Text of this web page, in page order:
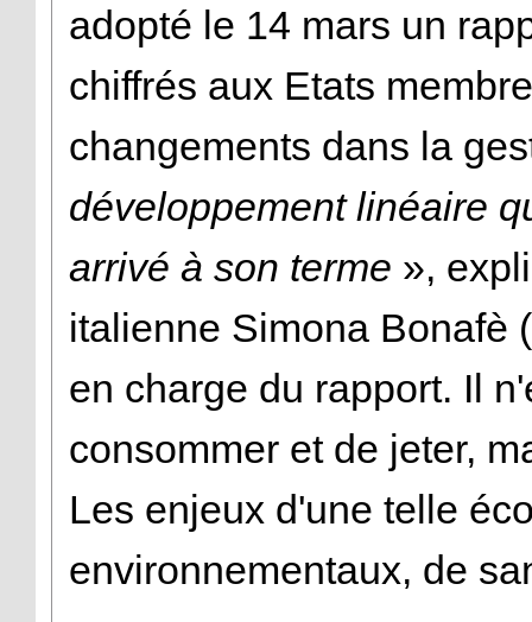
adopté le 14 mars un
chiffrés aux Etats
changements dans la
développement linéaire
arrivé à son terme »,
italienne Simona Bonafè
en charge du rapport. Il
consommer et de jeter,
Les enjeux d'une telle
environnementaux, de